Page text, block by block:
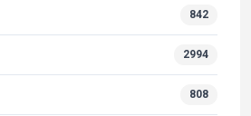
842
2994
808